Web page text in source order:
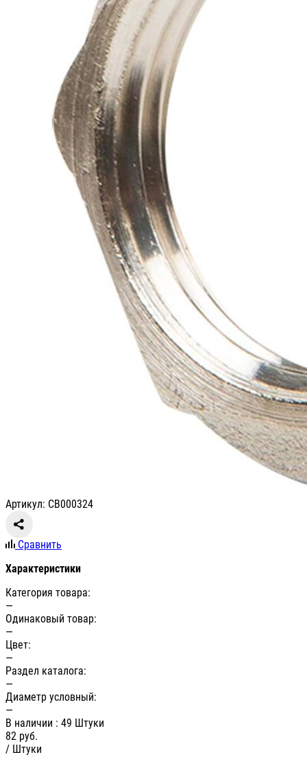
Артикул: СВ000324
Сравнить
Характеристики
Категория товара:
—
Одинаковый товар:
—
Цвет:
—
Раздел каталога:
—
Диаметр условный:
—
В наличии : 49 Штуки
82 руб.
/ Штуки